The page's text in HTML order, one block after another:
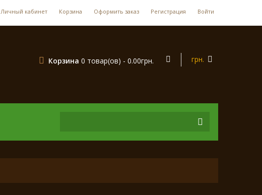
Личный кабинет Корзина Оформить заказ Регистрация Войти
грн.
Корзина 0 товар(ов) - 0.00грн.